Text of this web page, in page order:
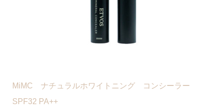
MiMC ナチュラルホワイトニング コンシーラー
SPF32 PA++